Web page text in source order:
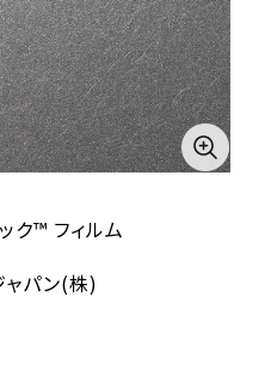
ク™ フィルム
ャパン(株)